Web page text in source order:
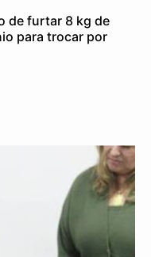
de furtar 8 kg de
para trocar por